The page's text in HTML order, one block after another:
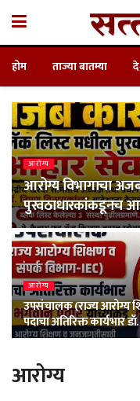
होम ताज्या बातम्या
आरोग्य
आरोग्य विभागाचा
पुरवठाधारकांकडूनच
आरोग्य
उपसंचालक (राज्य आरोग्य
पदाचा अतिरिक्त कार्यभार
आरोग्य